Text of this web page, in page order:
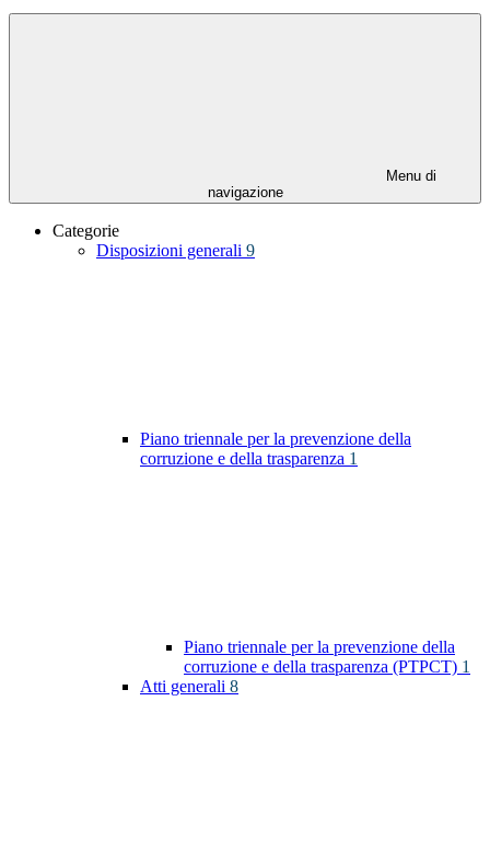
Menu di
navigazione
Categorie
Disposizioni generali 9
Piano triennale per la prevenzione della
corruzione e della trasparenza 1
Piano triennale per la prevenzione della
corruzione e della trasparenza (PTPCT) 1
Atti generali 8